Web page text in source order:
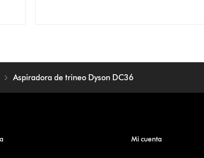
Aspiradora de trineo Dyson DC36
Mi cuenta